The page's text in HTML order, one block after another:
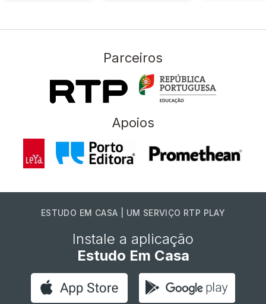
Parceiros
Apoios
ESTUDO EM CASA | UM SERVIÇO RTP PLAY
Instale a aplicação
Estudo Em Casa